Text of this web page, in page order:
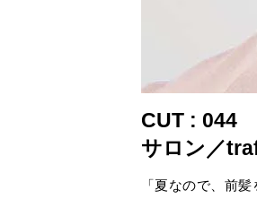
CUT : 044
サロン／
「夏なので、前